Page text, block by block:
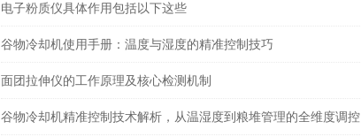
电子粉质仪具体作用包括以下这些
谷物冷却机使用手册：温度与湿度的精准控制技巧
面团拉伸仪的工作原理及核心检测机制
谷物冷却机精准控制技术解析，从温湿度到粮堆管理的全维度调控